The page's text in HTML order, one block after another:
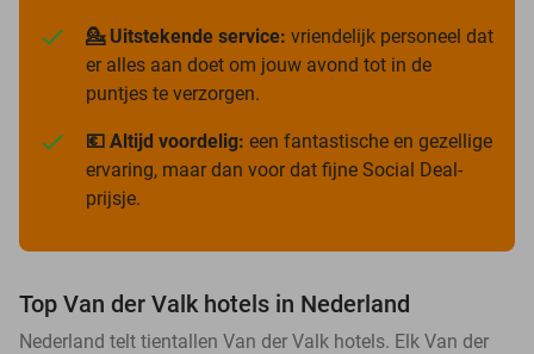
💁 Uitstekende service: vriendelijk personeel dat
er alles aan doet om jouw avond tot in de
puntjes te verzorgen.
💶 Altijd voordelig: een fantastische en gezellige
ervaring, maar dan voor dat fijne Social Deal-
prijsje.
Top Van der Valk hotels in Nederland
Nederland telt tientallen Van der Valk hotels. Elk Van der